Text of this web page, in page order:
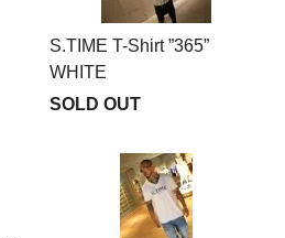
S.TIME T-Shirt ”365”
WHITE
SOLD OUT